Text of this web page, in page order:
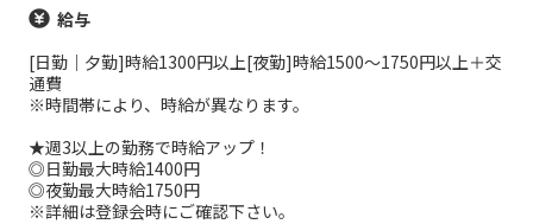
給与
[日勤｜夕勤]時給1300円以上[夜勤]時給1500～1750円以上＋交
通費
※時間帯により、時給が異なります。
★週3以上の勤務で時給アップ！
◎日勤最大時給1400円
◎夜勤最大時給1750円
※詳細は登録会時にご確認下さい。